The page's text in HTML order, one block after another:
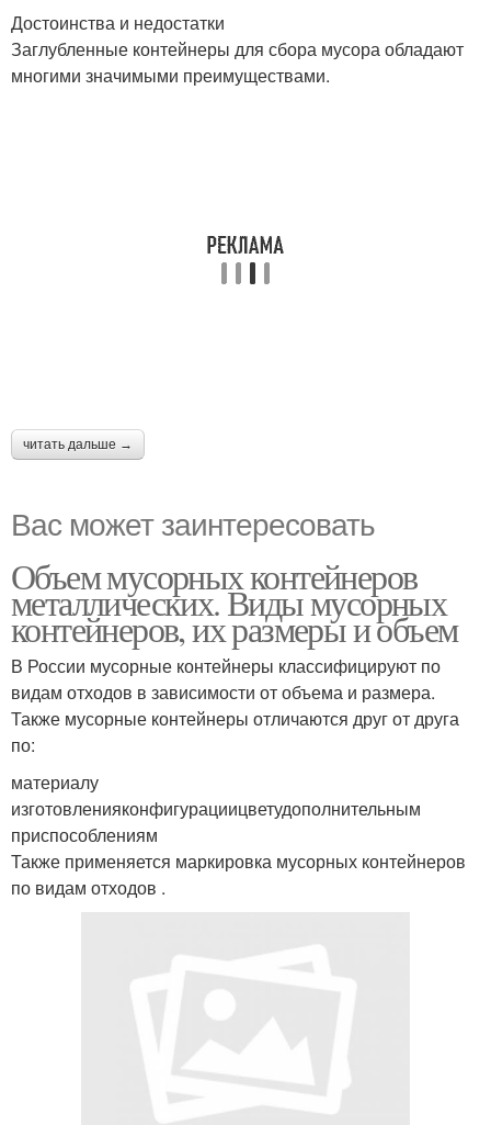
Достоинства и недостатки
Заглубленные контейнеры для сбора мусора обладают
многими значимыми преимуществами.
читать дальше →
Вас может заинтересовать
Объем мусорных контейнеров
металлических. Виды мусорных
контейнеров, их размеры и объем
В России мусорные контейнеры классифицируют по
видам отходов в зависимости от объема и размера.
Также мусорные контейнеры отличаются друг от друга
по:
материалу
изготовленияконфигурациицветудополнительным
приспособлениям
Также применяется маркировка мусорных контейнеров
по видам отходов .